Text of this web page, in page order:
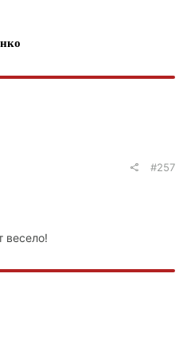
#257
весело!